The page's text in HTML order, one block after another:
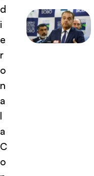
d
i
e
r
o
n
a
l
a
C
o